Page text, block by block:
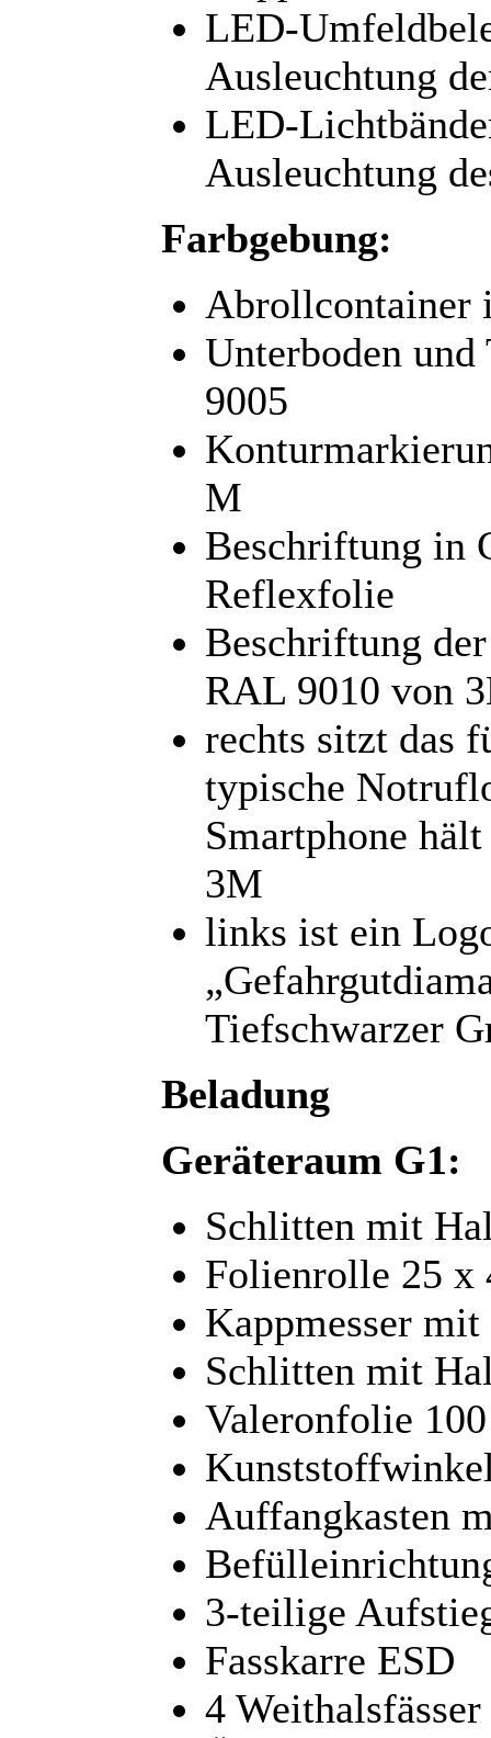
LED-
Ausleuchtung
LED-
Ausleuchtung
Farbgebung:
Abrollcontainer
Unterboden
9005
M
Beschriftung in
Reflexfolie
Beschriftung
RAL 9010 von
rechts sitzt das
typische
Smartphone
3M
links ist ein
Tiefschwarzer
Beladung
Geräteraum G1:
Schlitten mit
Folienrolle 25 x
Kappmesser
Schlitten mit
Valeronfolie
Auffangkasten
3-teilige
Fasskarre ESD
4 Weithalsfässer